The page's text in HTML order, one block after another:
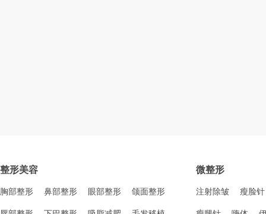
整形美容
胸部整形 鼻部整形 眼部整形 颌面整形
微整形
注射除皱 瘦脸针